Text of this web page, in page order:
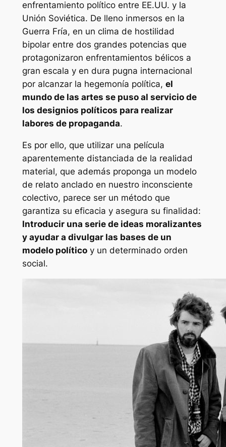
enfrentamiento político entre EE.UU. y la
Unión Soviética. De lleno inmersos en la
Guerra Fría, en un clima de hostilidad
bipolar entre dos grandes potencias que
protagonizaron enfrentamientos bélicos a
gran escala y en dura pugna internacional
por alcanzar la hegemonía política, el
mundo de las artes se puso al servicio de
los designios políticos para realizar
labores de propaganda.
Es por ello, que utilizar una película
aparentemente distanciada de la realidad
material, que además proponga un modelo
de relato anclado en nuestro inconsciente
colectivo, parece ser un método que
garantiza su eficacia y asegura su finalidad:
Introducir una serie de ideas moralizantes
y ayudar a divulgar las bases de un
modelo políticoy un determinado orden
social.